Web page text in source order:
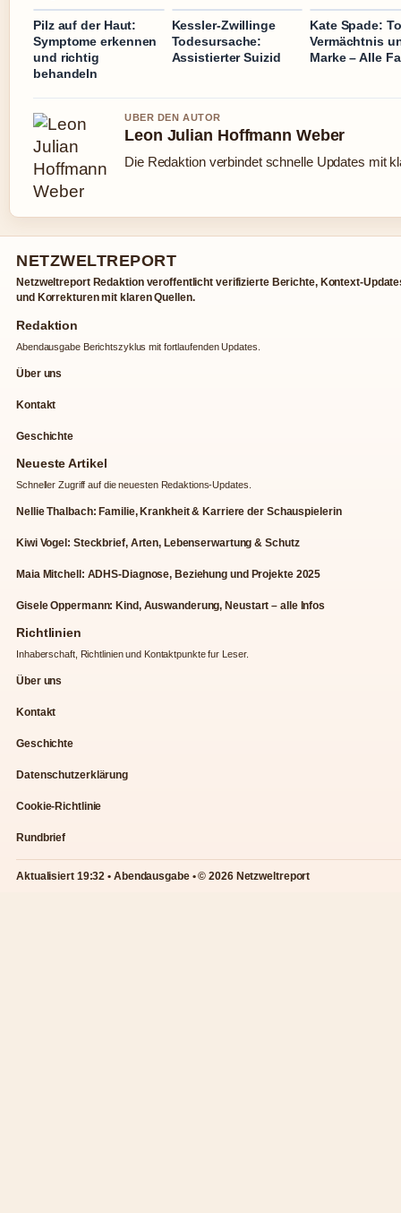
Pilz auf der Haut:
Symptome erkennen
und richtig
behandeln
Kessler-Zwillinge
Todesursache:
Assistierter Suizid
Kate Spade:
Vermächtnis
Marke – Alle
UBER DEN AUTOR
Leon Julian Hoffmann Weber
Die Redaktion verbindet schnelle Updates mit
NETZWELTREPORT
Netzweltreport Redaktion veroffentlicht verifizierte Berichte, Kontext-
und Korrekturen mit klaren Quellen.
Redaktion
Abendausgabe Berichtszyklus mit fortlaufenden Updates.
Über uns
Kontakt
Geschichte
Neueste Artikel
Schneller Zugriff auf die neuesten Redaktions-Updates.
Nellie Thalbach: Familie, Krankheit & Karriere der Schauspielerin
Kiwi Vogel: Steckbrief, Arten, Lebenserwartung & Schutz
Maia Mitchell: ADHS-Diagnose, Beziehung und Projekte 2025
Gisele Oppermann: Kind, Auswanderung, Neustart – alle Infos
Richtlinien
Inhaberschaft, Richtlinien und Kontaktpunkte fur Leser.
Über uns
Kontakt
Geschichte
Datenschutzerklärung
Cookie-Richtlinie
Rundbrief
Aktualisiert 19:32 • Abendausgabe • © 2026 Netzweltreport